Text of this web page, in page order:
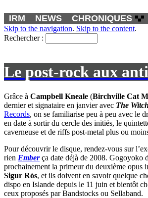
IRM NEWS CHRONIQUES
Skip to the navigation. Skip to the content.
Rechercher :
Le post-rock aux
Grâce à Campbell Kneale (Birchville Cat
dernier et signataire en janvier avec The
Records, on se familiarise peu à peu avec le
en date à sortir du cercle des initiés, le
caverneuse et de riffs post-metal plus ou
Pour découvrir le disque, rendez-vous sur
rien Ember ça date déjà de 2008. Gogoyoko
prochainement la primeur du deuxième opus
Sigur Rós, et ils doivent en savoir quelque
dispo en Islande depuis le 11 juin et bientôt
ceux proposés par Bandstocks ou Sellaband.